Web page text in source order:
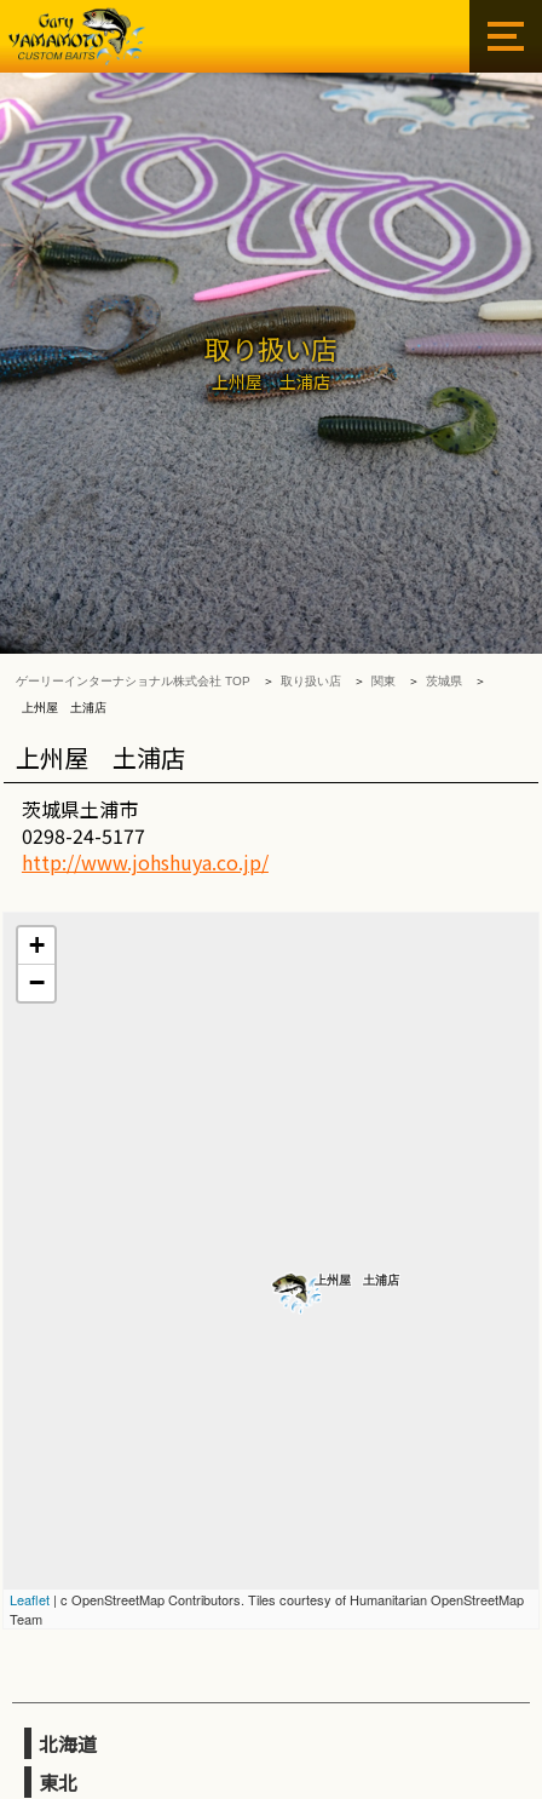
ゲ
ー
リ
ー
イ
ン
タ
ー
ナ
シ
ョ
ナ
ル
株
式
会
社
取り扱い店
上州屋 土浦店
ゲーリーインターナショナル株式会社 TOP 取り扱い店 関東
茨城県
上州屋 土浦店
上州屋 土浦店
茨城県土浦市
0298-24-5177
http://www.johshuya.co.jp/
上州屋 土浦店
+
−
Leaflet | c OpenStreetMap Contributors. Tiles courtesy of Humanitarian OpenStreetMap
Team
北海道
東北